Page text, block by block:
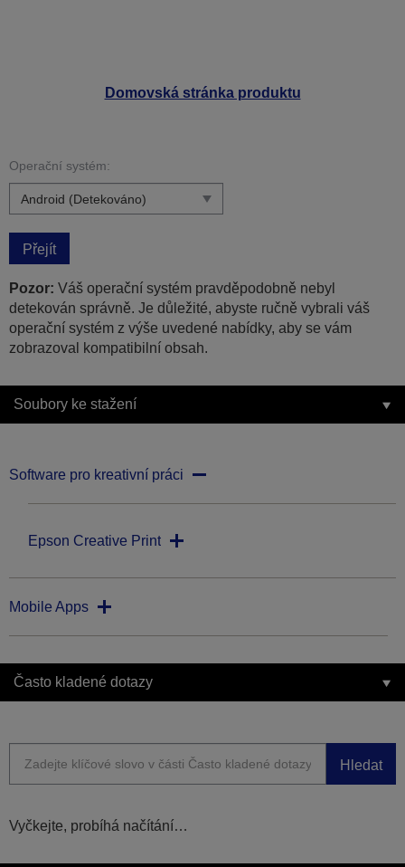
Domovská stránka produktu
Operační systém:
Přejít
Pozor: Váš operační systém pravděpodobně nebyl
detekován správně. Je důležité, abyste ručně vybrali váš
operační systém z výše uvedené nabídky, aby se vám
zobrazoval kompatibilní obsah.
Soubory ke stažení
Software pro kreativní práci
Epson Creative Print
Mobile Apps
Často kladené dotazy
Hledat
Vyčkejte, probíhá načítání…